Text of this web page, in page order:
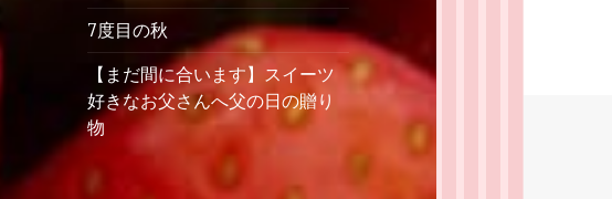
7度目の秋
【まだ間に合います】スイーツ
好きなお父さんへ父の日の贈り
物